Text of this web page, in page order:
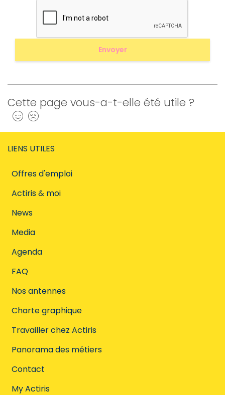
Cette page vous-a-t-elle été utile ?
Oui
LIENS UTILES
Offres d'emploi
Actiris & moi
News
Media
Agenda
FAQ
Nos antennes
Charte graphique
Travailler chez Actiris
Panorama des métiers
Contact
My Actiris